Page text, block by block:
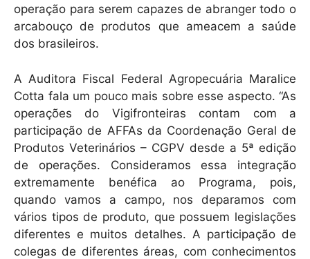
operação para serem capazes de abranger todo o
arcabouço de produtos que ameacem a saúde
dos brasileiros.
A Auditora Fiscal Federal Agropecuária Maralice
Cotta fala um pouco mais sobre esse aspecto. “As
operações do Vigifronteiras contam com a
participação de AFFAs da Coordenação Geral de
Produtos Veterinários – CGPV desde a 5ª edição
de operações. Consideramos essa integração
extremamente benéfica ao Programa, pois,
quando vamos a campo, nos deparamos com
vários tipos de produto, que possuem legislações
diferentes e muitos detalhes. A participação de
colegas de diferentes áreas, com conhecimentos